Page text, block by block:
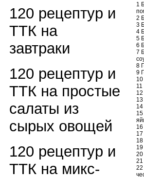
120 рецептур и
ТТК на
завтраки
120 рецептур и
ТТК на простые
салаты из
сырых овощей
120 рецептур и
ТТК на микс-
1
2
3
4
5
6
7
8
9
20
21